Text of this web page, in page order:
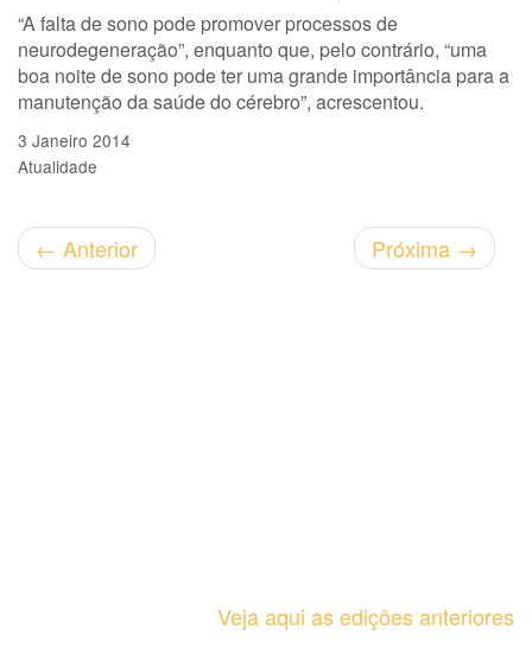
“A falta de sono pode promover processos de
neurodegeneração”, enquanto que, pelo contrário, “uma
boa noite de sono pode ter uma grande importância para a
manutenção da saúde do cérebro”, acrescentou.
3 Janeiro 2014
Atualidade
← Anterior Próxima →
Veja aqui as edições anteriores